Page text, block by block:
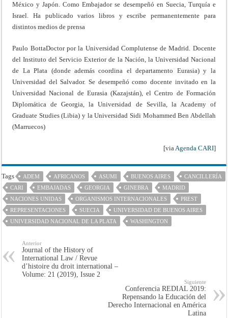
México y Japón. Como Embajador se desempeñó en Suecia, Turquía e
Israel. Ha publicado varios libros y escribe permanentemente para
distintos medios de prensa
Paulo BottaDoctor por la Universidad Complutense de Madrid. Docente
del Instituto del Servicio Exterior de la Nación, la Universidad Nacional
de La Plata (donde además coordina el departamento Eurasia) y la
Universidad del Salvador. Se desempeñó como docente invitado en la
Universidad Nacional de Eurasia (Kazajstán), el Centro de Formación
Diplomática de Georgia, la Universidad de Sevilla, la Academy of
Graduate Studies (Libia) y la Universidad Sidi Mohammed Ben Abdellah
(Marruecos)
[viaAgenda CARI]
Tags ADEM AFRICANOS ASUMI BUENOS AIRES
CANCILLERÍA
CARI
EMBAJADAS GEORGIA GINEBRA
MADRID
NACIONES UNIDAS
ORGANISMOS INTERNACIONALES
PREST
REPRESENTACIONES
SUECIA
UNIVERSIDAD DE BUENOS AIRES
UNIVERSIDAD NACIONAL DE LA PLATA
WASHINGTON
Anterior
Journal of the History of
International Law / Revue
d’histoire du droit international –
Volume: 21 (2019), Issue 2
Siguiente
Conferencia REDIAL 2019:
Repensando la Educación del
Derecho Internacional en América
Latina